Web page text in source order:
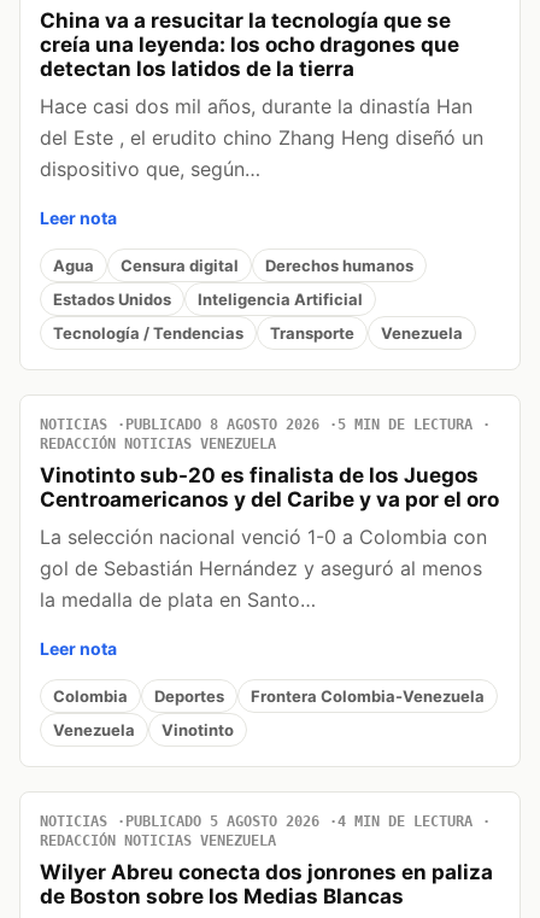
China va a resucitar la tecnología que se
creía una leyenda: los ocho dragones que
detectan los latidos de la tierra
Hace casi dos mil años, durante la dinastía Han
del Este , el erudito chino Zhang Heng diseñó un
dispositivo que, según…
Leer nota
Agua Censura digital
Derechos humanos
Estados Unidos
Inteligencia Artificial
Tecnología / Tendencias
Transporte Venezuela
NOTICIAS PUBLICADO 8 AGOSTO 2026
5 MIN DE LECTURA
REDACCIÓN NOTICIAS VENEZUELA
Vinotinto sub-20 es finalista de los Juegos
Centroamericanos y del Caribe y va por el oro
La selección nacional venció 1-0 a Colombia con
gol de Sebastián Hernández y aseguró al menos
la medalla de plata en Santo…
Leer nota
Colombia Deportes
Frontera Colombia-Venezuela
Venezuela
Vinotinto
NOTICIAS PUBLICADO 5 AGOSTO 2026
4 MIN DE LECTURA
REDACCIÓN NOTICIAS VENEZUELA
Wilyer Abreu conecta dos jonrones en paliza
de Boston sobre los Medias Blancas